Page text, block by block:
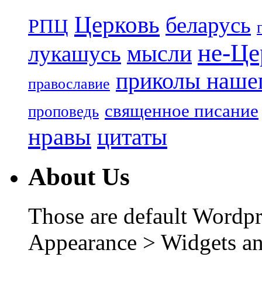
РПЦ Церковь беларусь
лукашусь мысли не-
православие приколы
проповедь священное писание
нравы цитаты
About Us
Those are default
Appearance > Widgets